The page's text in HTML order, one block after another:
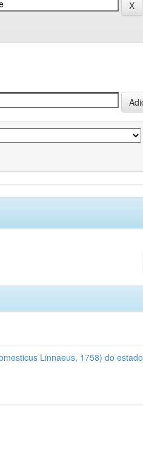
Linnaeus, 1758) do estado